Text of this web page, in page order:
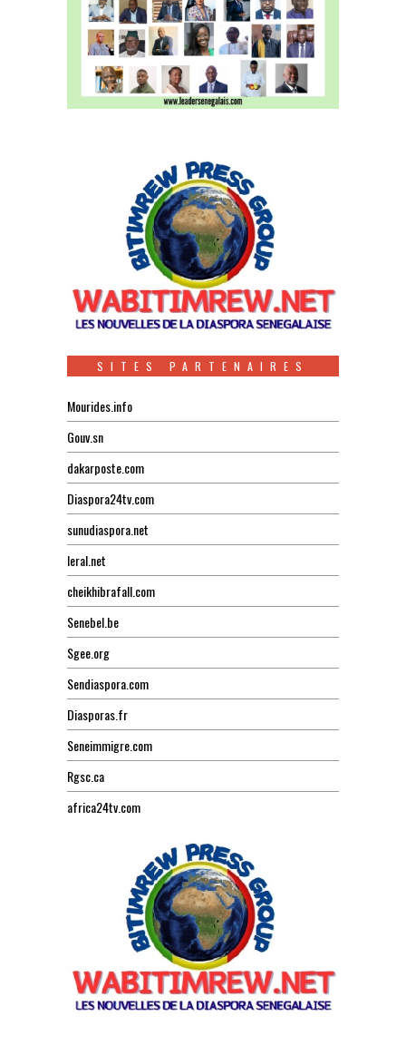
SITES PARTENAIRES
Mourides.info
Gouv.sn
dakarposte.com
Diaspora24tv.com
sunudiaspora.net
leral.net
cheikhibrafall.com
Senebel.be
Sgee.org
Sendiaspora.com
Diasporas.fr
Seneimmigre.com
Rgsc.ca
africa24tv.com